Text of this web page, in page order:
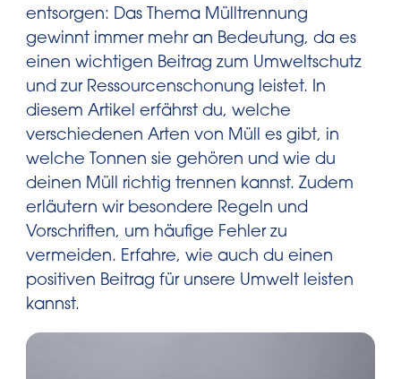
entsorgen: Das Thema Mülltrennung
gewinnt immer mehr an Bedeutung, da es
einen wichtigen Beitrag zum Umweltschutz
und zur Ressourcenschonung leistet. In
diesem Artikel erfährst du, welche
verschiedenen Arten von Müll es gibt, in
welche Tonnen sie gehören und wie du
deinen Müll richtig trennen kannst. Zudem
erläutern wir besondere Regeln und
Vorschriften, um häufige Fehler zu
vermeiden. Erfahre, wie auch du einen
positiven Beitrag für unsere Umwelt leisten
kannst.